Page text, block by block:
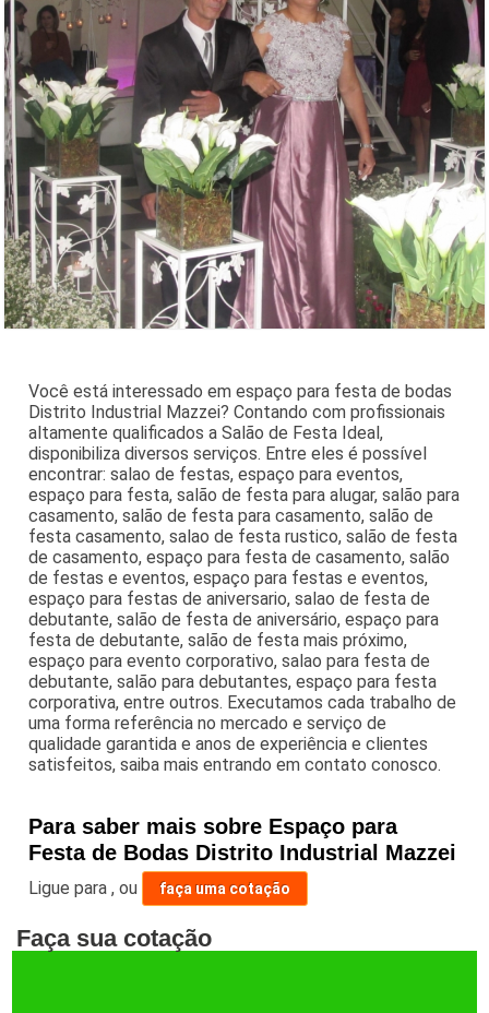
Você está interessado em espaço para festa de bodas
Distrito Industrial Mazzei? Contando com profissionais
altamente qualificados a Salão de Festa Ideal,
disponibiliza diversos serviços. Entre eles é possível
encontrar: salao de festas, espaço para eventos,
espaço para festa, salão de festa para alugar, salão para
casamento, salão de festa para casamento, salão de
festa casamento, salao de festa rustico, salão de festa
de casamento, espaço para festa de casamento, salão
de festas e eventos, espaço para festas e eventos,
espaço para festas de aniversario, salao de festa de
debutante, salão de festa de aniversário, espaço para
festa de debutante, salão de festa mais próximo,
espaço para evento corporativo, salao para festa de
debutante, salão para debutantes, espaço para festa
corporativa, entre outros. Executamos cada trabalho de
uma forma referência no mercado e serviço de
qualidade garantida e anos de experiência e clientes
satisfeitos, saiba mais entrando em contato conosco.
Para saber mais sobre Espaço para
Festa de Bodas Distrito Industrial Mazzei
Ligue para,ou faça uma cotação
Faça sua cotação